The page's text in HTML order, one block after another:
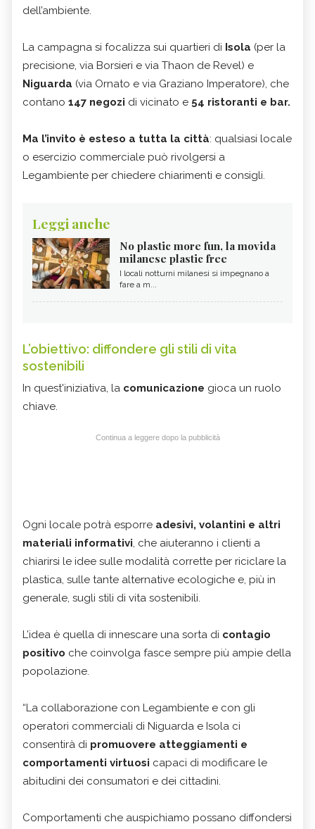
dell’ambiente.
La campagna si focalizza sui quartieri di Isola (per la
precisione, via Borsieri e via Thaon de Revel) e
Niguarda (via Ornato e via Graziano Imperatore), che
contano 147 negozi di vicinato e 54 ristoranti e bar.
Ma l’invito è esteso a tutta la città: qualsiasi locale
o esercizio commerciale può rivolgersi a
Legambiente per chiedere chiarimenti e consigli.
Leggi anche
No plastic more fun, la movida
milanese plastic free
I locali notturni milanesi si impegnano a
fare a m...
L’obiettivo: diffondere gli stili di vita
sostenibili
In quest'iniziativa, la comunicazione gioca un ruolo
chiave.
Continua a leggere dopo la pubblicità
Ogni locale potrà esporre adesivi, volantini e altri
materiali informativi, che aiuteranno i clienti a
chiarirsi le idee sulle modalità corrette per riciclare la
plastica, sulle tante alternative ecologiche e, più in
generale, sugli stili di vita sostenibili.
L’idea è quella di innescare una sorta di contagio
positivo che coinvolga fasce sempre più ampie della
popolazione.
“La collaborazione con Legambiente e con gli
operatori commerciali di Niguarda e Isola ci
consentirà di promuovere atteggiamenti e
comportamenti virtuosi capaci di modificare le
abitudini dei consumatori e dei cittadini.
Comportamenti che auspichiamo possano diffondersi